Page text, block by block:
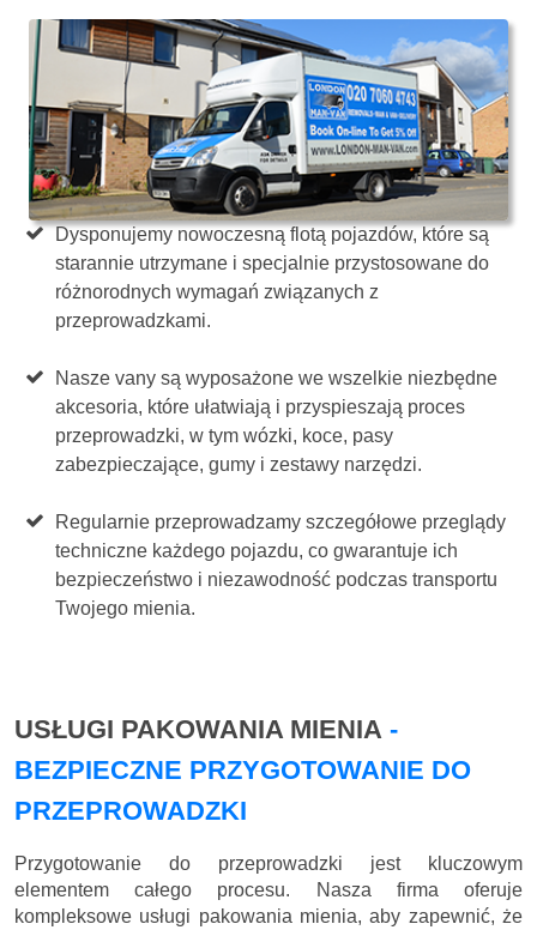
Dysponujemy nowoczesną flotą pojazdów, które są
starannie utrzymane i specjalnie przystosowane do
różnorodnych wymagań związanych z
przeprowadzkami.
Nasze vany są wyposażone we wszelkie niezbędne
akcesoria, które ułatwiają i przyspieszają proces
przeprowadzki, w tym wózki, koce, pasy
zabezpieczające, gumy i zestawy narzędzi.
Regularnie przeprowadzamy szczegółowe przeglądy
techniczne każdego pojazdu, co gwarantuje ich
bezpieczeństwo i niezawodność podczas transportu
Twojego mienia.
USŁUGI PAKOWANIA MIENIA -
BEZPIECZNE PRZYGOTOWANIE DO
PRZEPROWADZKI
Przygotowanie do przeprowadzki jest kluczowym
elementem całego procesu. Nasza firma oferuje
kompleksowe usługi pakowania mienia, aby zapewnić, że